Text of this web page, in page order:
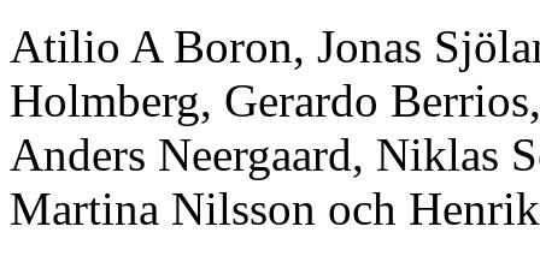
Atilio A Boron, Jonas
Holmberg, Gerardo
Anders Neergaard, Niklas
Martina Nilsson och